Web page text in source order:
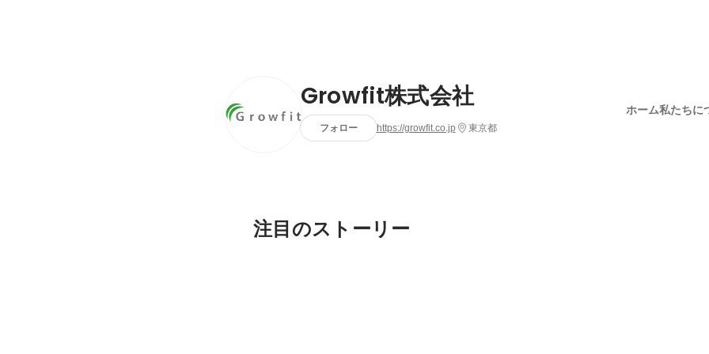
Growfit株式会社
フォロー https://growfit.co.jp 東京都
ホーム私たちに
注目のストーリー